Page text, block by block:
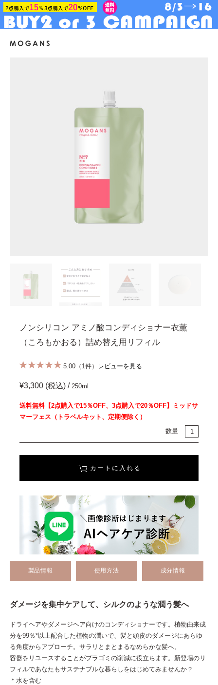
ノンシリコン アミノ酸コンディショナー衣薫
（ころもかおる）詰め替え用リフィル
5.00（1件） レビューを見る
¥3,300 (税込) / 250ml
送料無料【2点購入で15％OFF、3点購入で20％OFF】ミッドサ
マーフェス（トラベルキット、定期便除く）
数量
カートに入れる
製品情報 使用方法 成分情報
ダメージを集中ケアして、シルクのような潤う髪へ
ドライヘアやダメージヘア向けのコンディショナーです。植物由来成
分を99％*以上配合した植物の潤いで、髪と頭皮のダメージにあらゆ
る角度からアプローチ。サラリとまとまるなめらかな髪へ。
容器をリユースすることがプラゴミの削減に役立ちます。新登場のリ
フィルであなたもサステナブルな暮らしをはじめてみませんか？
＊水を含む